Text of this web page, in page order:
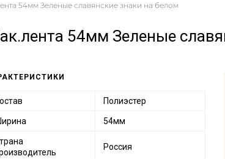
54мм Зеленые славянские знаки на белом
54мм Зеленые
Полиэстер
54мм
Россия